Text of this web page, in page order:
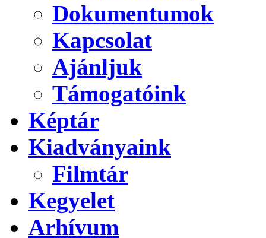
Dokumentumok
Kapcsolat
Ajánljuk
Támogatóink
Képtár
Kiadványaink
Filmtár
Kegyelet
Arhívum